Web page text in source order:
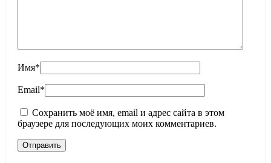
Имя*
Email*
Сохранить моё имя, email и адрес сайта в этом
браузере для последующих моих комментариев.